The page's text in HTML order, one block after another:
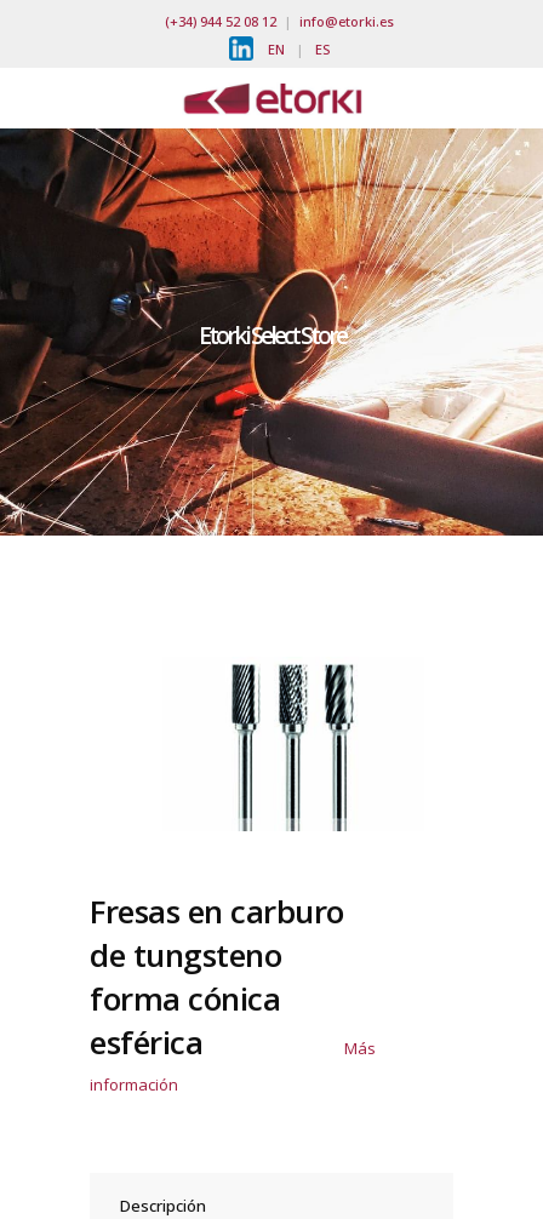
(+34) 944 52 08 12| info@etorki.es
EN | ES
Etorki Select Store
Fresas en carburo
de tungsteno
forma cónica
esférica
Más
información
Descripción